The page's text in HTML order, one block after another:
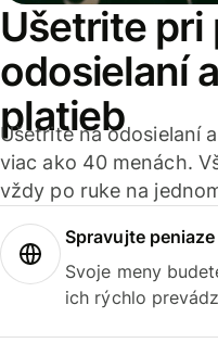
Ušetrite pri
odosielaní
platieb
Ušetrite na odosielaní
viac ako 40 menách.
vždy po ruke na
Spravujte
Svoje meny
ich rýchlo